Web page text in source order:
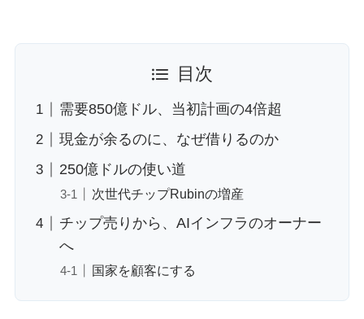
目次
需要850億ドル、当初計画の4倍超
現金が余るのに、なぜ借りるのか
250億ドルの使い道
次世代チップRubinの増産
チップ売りから、AIインフラのオーナー
へ
国家を顧客にする